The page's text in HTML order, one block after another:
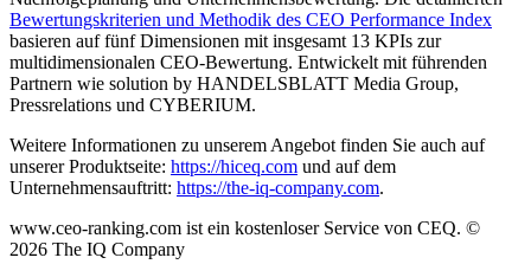
Bewertungskriterien und Methodik des CEO Performance Index
basieren auf fünf Dimensionen mit insgesamt 13 KPIs zur
multidimensionalen CEO-Bewertung. Entwickelt mit führenden
Partnern wie solution by HANDELSBLATT Media Group,
Pressrelations und CYBERIUM.
Weitere Informationen zu unserem Angebot finden Sie auch auf
unserer Produktseite: https://hiceq.com und auf dem
Unternehmensauftritt: https://the-iq-company.com.
www.ceo-ranking.com ist ein kostenloser Service von CEQ. ©
2026 The IQ Company